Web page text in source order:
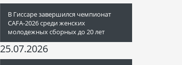
В Гиссаре завершился чемпионат
CAFA-2026 среди женских
молодежных сборных до 20 лет
25.07.2026